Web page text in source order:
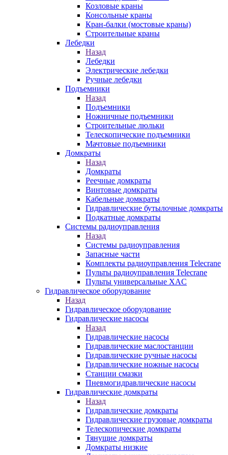
Козловые краны
Консольные краны
Кран-балки (мостовые краны)
Строительные краны
Лебедки
Назад
Лебедки
Электрические лебедки
Ручные лебедки
Подъемники
Назад
Подъемники
Ножничные подъемники
Строительные люльки
Телескопические подъемники
Мачтовые подъемники
Домкраты
Назад
Домкраты
Реечные домкраты
Винтовые домкраты
Кабельные домкраты
Гидравлические бутылочные домкраты
Подкатные домкраты
Системы радиоуправления
Назад
Системы радиоуправления
Запасные части
Комплекты радиоуправления Telecrane
Пульты радиоуправления Telecrane
Пульты универсальные XAC
Гидравлическое оборудование
Назад
Гидравлическое оборудование
Гидравлические насосы
Назад
Гидравлические насосы
Гидравлические маслостанции
Гидравлические ручные насосы
Гидравлические ножные насосы
Станции смазки
Пневмогидравлические насосы
Гидравлические домкраты
Назад
Гидравлические домкраты
Гидравлические грузовые домкраты
Телескопические домкраты
Тянущие домкраты
Домкраты низкие